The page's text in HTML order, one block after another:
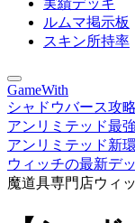
実績デッキ
ルムマ掲示板
スキン所持率
GameWith
シャドウバース攻
アンリミテッド最
アンリミテッド新
ウィッチの最新デ
魔道具専門店ウィ